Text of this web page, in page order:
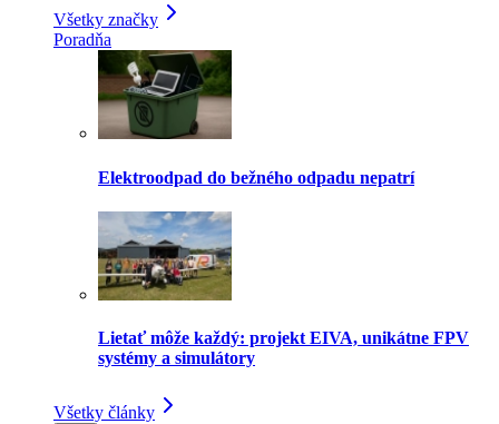
Všetky značky
Poradňa
Elektroodpad do bežného odpadu nepatrí
Lietať môže každý: projekt EIVA, unikátne FPV
systémy a simulátory
Všetky články